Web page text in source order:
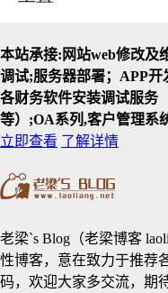
本站承接:网站web修改及
调试;服务器部署；APP开
各财务软件安装调试服务
等）;OA系列,客户管理系
立即查看 了解详情
老梁`s Blog（老梁博客
性博客，意在致力于推荐
码，欢迎大家多交流，期